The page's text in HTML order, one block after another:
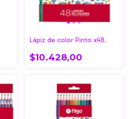
Lápiz de color Pinto x48.
$10.428,00